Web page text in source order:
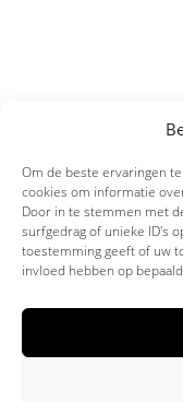
Om de beste ervaringen
cookies om informatie
Door in te stemmen met
surfgedrag of unieke ID's
toestemming geeft of uw
invloed hebben op
Verleden
Tijd